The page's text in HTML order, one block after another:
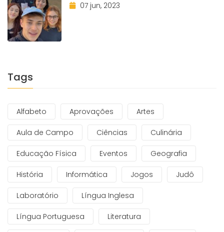
07 jun, 2023
Tags
Alfabeto Aprovações Artes
Aula de Campo Ciências Culinária
Educação Física Eventos Geografia
História Informática Jogos Judô
Laboratório Língua Inglesa
Língua Portuguesa Literatura